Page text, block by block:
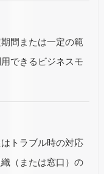
間または一定の範
できるビジネスモ
トラブル時の対応
（または窓口）の